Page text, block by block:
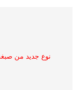
نوع جديد من صبغة